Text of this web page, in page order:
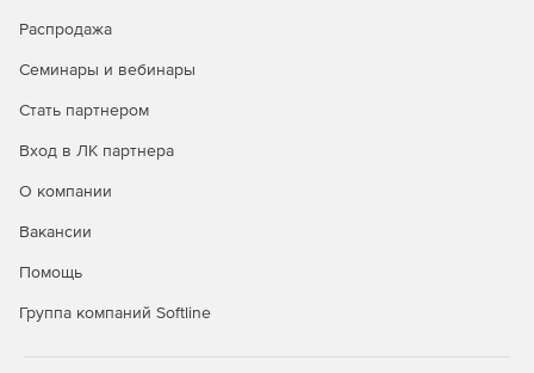
Распродажа
Семинары и вебинары
Стать партнером
Вход в ЛК партнера
О компании
Вакансии
Помощь
Группа компаний Softline